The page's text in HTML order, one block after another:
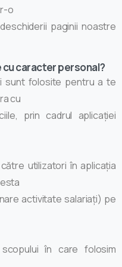
o
paginii noastre
caracter personal?
sunt folosite pentru a te
cu
prin cadrul aplicației
utilizatori în aplicația
activitate salariați) pe
în care folosim